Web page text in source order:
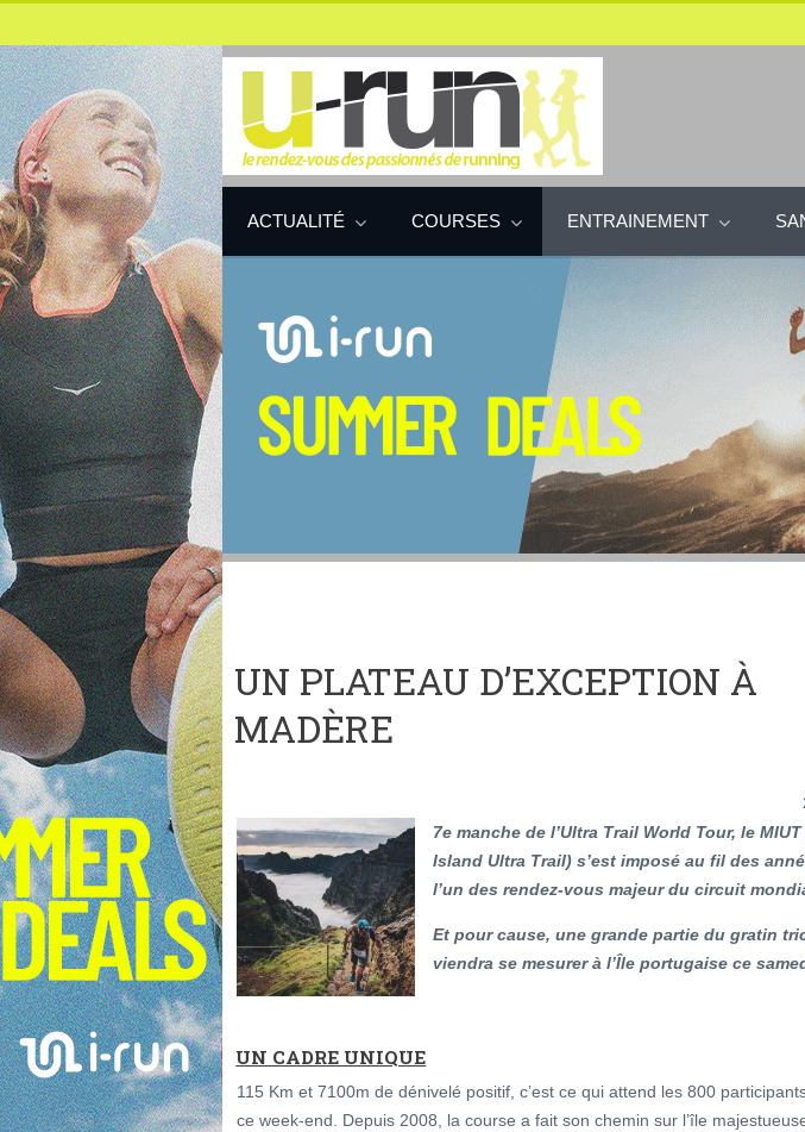
ACTUALITÉ COURSES ENTRAINEMENT
UN PLATEAU D’EXCEPTION À
MADÈRE
7e manche de l’Ultra Trail World Tour, le
Island Ultra Trail) s’est imposé au fil des
l’un des rendez-vous majeur du circuit
Et pour cause, une grande partie du gratin
viendra se mesurer à l’Île portugaise ce
UN CADRE UNIQUE
115 Km et 7100m de dénivelé positif, c’est ce qui attend les 800
ce week-end. Depuis 2008, la course a fait son chemin sur l’île